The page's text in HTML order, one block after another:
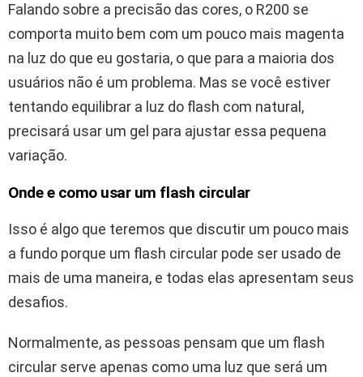
Falando sobre a precisão das cores, o R200 se
comporta muito bem com um pouco mais magenta
na luz do que eu gostaria, o que para a maioria dos
usuários não é um problema. Mas se você estiver
tentando equilibrar a luz do flash com natural,
precisará usar um gel para ajustar essa pequena
variação.
Onde e como usar um flash circular
Isso é algo que teremos que discutir um pouco mais
a fundo porque um flash circular pode ser usado de
mais de uma maneira, e todas elas apresentam seus
desafios.
Normalmente, as pessoas pensam que um flash
circular serve apenas como uma luz que será um